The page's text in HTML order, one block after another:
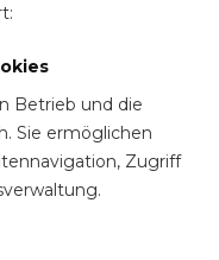
Betrieb und die
Sie ermöglichen
Zugriff